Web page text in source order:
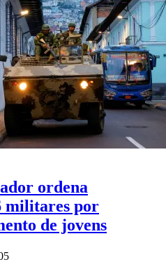
ordena
militares por
de jovens